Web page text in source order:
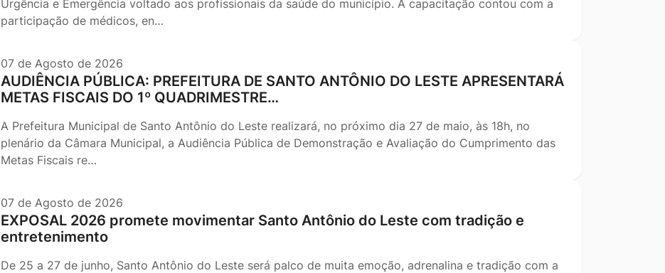
Urgência e Emergência voltado aos profissionais da saúde do município. A capacitação contou com a
participação de médicos, en…
07 de Agosto de 2026
AUDIÊNCIA PÚBLICA: PREFEITURA DE SANTO ANTÔNIO DO LESTE APRESENTARÁ
METAS FISCAIS DO 1º QUADRIMESTRE…
A Prefeitura Municipal de Santo Antônio do Leste realizará, no próximo dia 27 de maio, às 18h, no
plenário da Câmara Municipal, a Audiência Pública de Demonstração e Avaliação do Cumprimento das
Metas Fiscais re…
07 de Agosto de 2026
EXPOSAL 2026 promete movimentar Santo Antônio do Leste com tradição e
entretenimento
De 25 a 27 de junho, Santo Antônio do Leste será palco de muita emoção, adrenalina e tradição com a